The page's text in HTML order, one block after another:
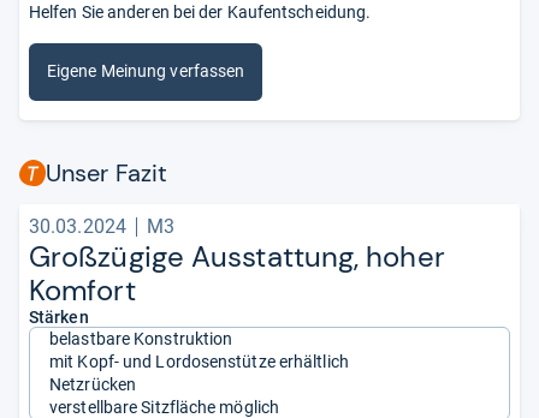
Helfen Sie anderen bei der Kaufentscheidung.
Eigene Meinung verfassen
Unser Fazit
30.03.2024 M3
Groß­zü­gige Aus­stat­tung, hoher
Kom­fort
Stärken
belastbare Konstruktion
mit Kopf- und Lordosenstütze erhältlich
Netzrücken
verstellbare Sitzfläche möglich